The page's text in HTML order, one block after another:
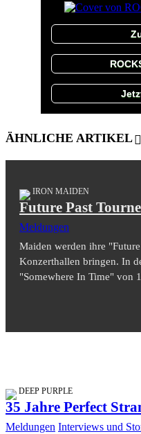
ÄHNLICHE ARTIKEL
IRON MAIDEN
Future Past
Meldungen
Maiden werden ihre
Konzerthallen bringen. In
"Somewhere In Time" von
DEEP PURPLE
35 Jahre Perfect
Meldungen Interviews und